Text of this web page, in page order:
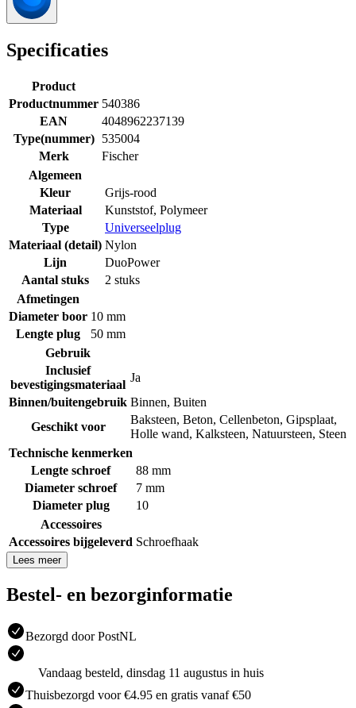
Specificaties
Product
Productnummer 540386
EAN
4048962237139
Type(nummer)
535004
Merk
Fischer
Algemeen
Kleur
Grijs-rood
Materiaal
Kunststof, Polymeer
Type
Universeelplug
Materiaal (detail) Nylon
Lijn
DuoPower
Aantal stuks
2 stuks
Afmetingen
Diameter boor 10 mm
Lengte plug
50 mm
Gebruik
Inclusief
bevestigingsmateriaal
Ja
Binnen/buitengebruik Binnen, Buiten
Geschikt voor
Baksteen, Beton, Cellenbeton, Gipsplaat,
Holle wand, Kalksteen, Natuursteen, Steen
Technische kenmerken
Lengte schroef
88 mm
Diameter schroef
7 mm
Diameter plug
10
Accessoires
Accessoires bijgeleverd Schroefhaak
Lees meer
Bestel- en bezorginformatie
Bezorgd door PostNL
Vandaag besteld, dinsdag 11 augustus in huis
Thuisbezorgd voor €4.95 en gratis vanaf €50